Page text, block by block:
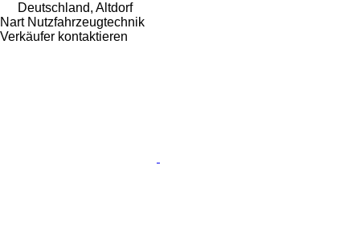
Deutschland, Altdorf
Nart Nutzfahrzeugtechnik
Verkäufer kontaktieren